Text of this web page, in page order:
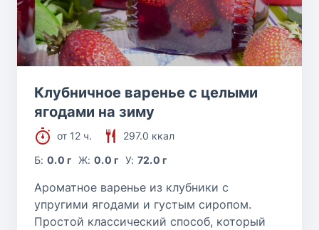
Клубничное варенье с целыми
ягодами на зиму
от 12 ч.
297.0 ккал
Б:0.0 г Ж: 0.0 г У: 72.0 г
Ароматное варенье из клубники с
упругими ягодами и густым сиропом.
Простой классический способ, который